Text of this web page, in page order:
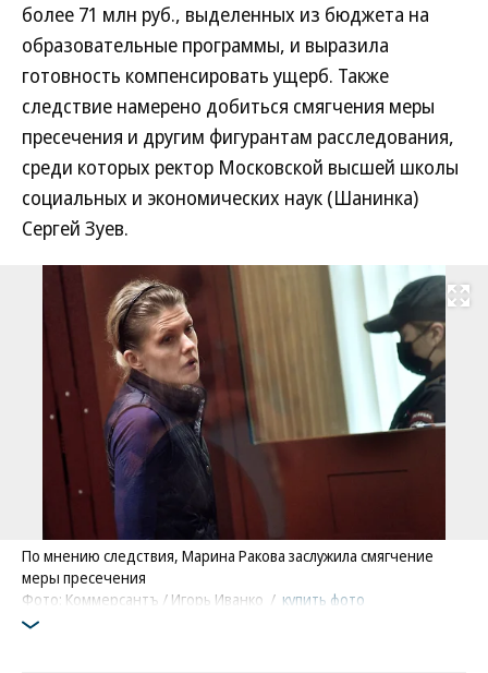
более 71 млн руб., выделенных из бюджета на
образовательные программы, и выразила
готовность компенсировать ущерб. Также
следствие намерено добиться смягчения меры
пресечения и другим фигурантам расследования,
среди которых ректор Московской высшей школы
социальных и экономических наук (Шанинка)
Сергей Зуев.
Развернуть
По мнению следствия, Марина Ракова заслужила смягчение
меры пресечения
Фото: Коммерсантъ / Игорь Иванко / купить фото